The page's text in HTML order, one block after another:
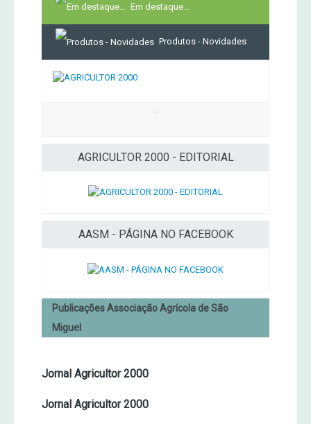
Em destaque...
Produtos - Novidades
AGRICULTOR 2000 - EDITORIAL
AASM - PÁGINA NO FACEBOOK
Publicações Associação Agrícola de São
Miguel
Jornal Agricultor 2000
Jornal Agricultor 2000